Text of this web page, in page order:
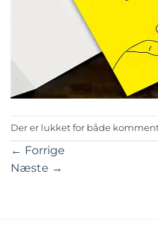
Der er lukket for både
← Forrige
Næste →